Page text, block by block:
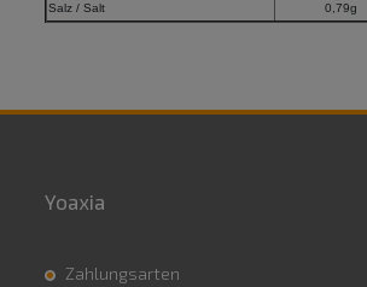
Salz / Salt 0,79g
Yoaxia
Zahlungsarten